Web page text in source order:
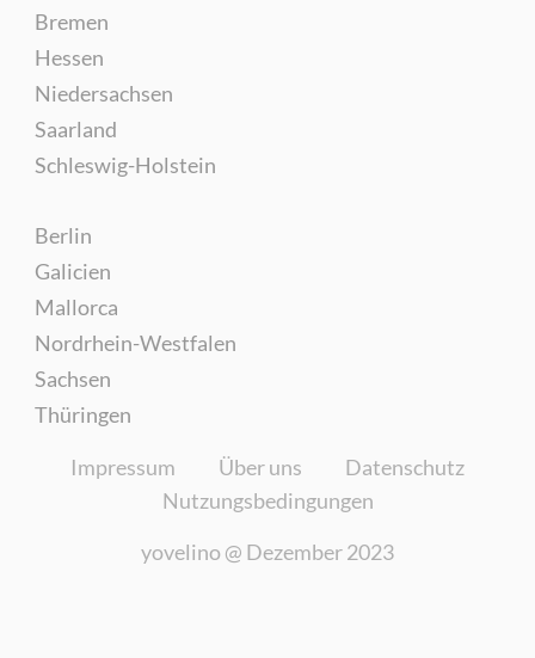
Bremen
Hessen
Niedersachsen
Saarland
Schleswig-Holstein
Berlin
Galicien
Mallorca
Nordrhein-Westfalen
Sachsen
Thüringen
Impressum Über uns
Datenschutz
Nutzungsbedingungen
yovelino @ Dezember 2023